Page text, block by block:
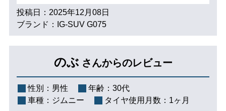
投稿日：2025年12月08日
ブランド：IG-SUV G075
のぶ さんからのレビュー
性別： 男性 年齢： 30代
車種： ジムニー タイヤ使用月数： 1ヶ月